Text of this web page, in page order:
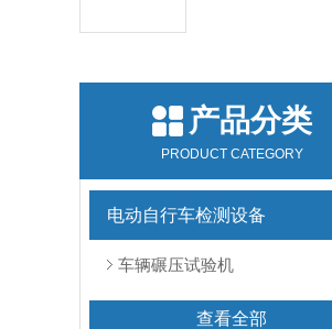
产品分类
PRODUCT CATEGORY
电动自行车检测设备
车辆碾压试验机
查看全部